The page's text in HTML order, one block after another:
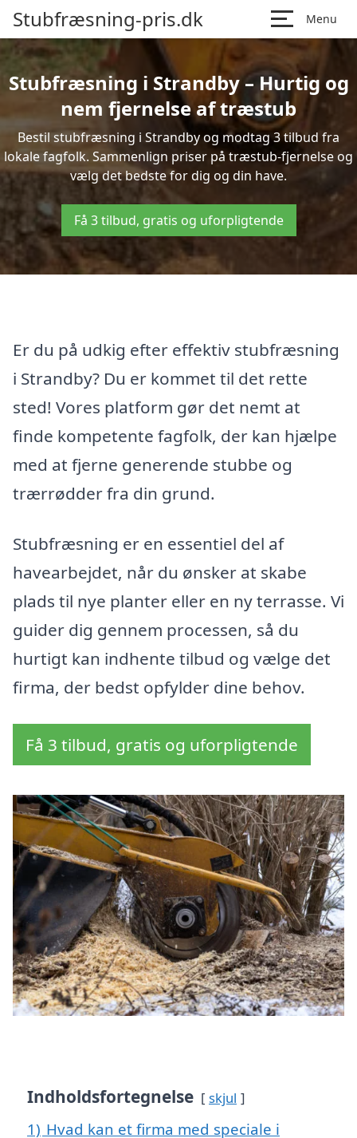
Stubfræsning-pris.dk Menu
Stubfræsning i Strandby – Hurtig og
nem fjernelse af træstub
Bestil stubfræsning i Strandby og modtag 3 tilbud fra
lokale fagfolk. Sammenlign priser på træstub-fjernelse og
vælg det bedste for dig og din have.
Få 3 tilbud, gratis og uforpligtende
Er du på udkig efter effektiv stubfræsning
i Strandby? Du er kommet til det rette
sted! Vores platform gør det nemt at
finde kompetente fagfolk, der kan hjælpe
med at fjerne generende stubbe og
trærrødder fra din grund.
Stubfræsning er en essentiel del af
havearbejdet, når du ønsker at skabe
plads til nye planter eller en ny terrasse. Vi
guider dig gennem processen, så du
hurtigt kan indhente tilbud og vælge det
firma, der bedst opfylder dine behov.
Få 3 tilbud, gratis og uforpligtende
Indholdsfortegnelse skjul
1) Hvad kan et firma med speciale i